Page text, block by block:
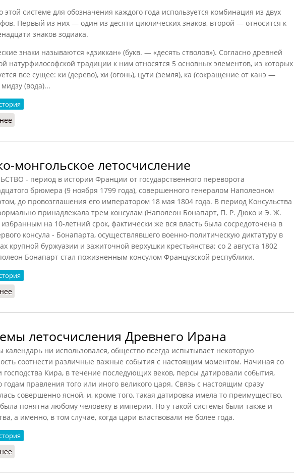
этой системе для обозначения каждого года используется комбинация из двух
Первый из них — один из десяти циклических знаков, второй — относится к
знаков зодиака.
знаки называются «дзиккан» (букв. — «десять стволов»). Согласно древней
натурфилософской традиции к ним относятся 5 основных элементов, из которых
все сущее: ки (дерево), хи (огонь), цути (земля), ка (сокращение от канэ —
(вода)...
монгольское летосчисление
- период в истории Франции от государственного переворота
брюмера (9 ноября 1799 года), совершенного генералом Наполеоном
до провозглашения его императором 18 мая 1804 года. В период Консульства
принадлежала трем консулам (Наполеон Бонапарт, П. Р. Дюко и Э. Ж.
избранным на 10-летний срок, фактически же вся власть была сосредоточена в
консула - Бонапарта, осуществлявшего военно-политическую диктатуру в
крупной буржуазии и зажиточной верхушки крестьянства; со 2 августа 1802
Бонапарт стал пожизненным консулом Французской республики.
летосчисления Древнего Ирана
календарь ни использовался, общество всегда испытывает некоторую
соотнести различные важные события с настоящим моментом. Начиная со
господства Кира, в течение последующих веков, персы датировали события,
годам правления того или иного великого царя. Связь с настоящим сразу
совершенно ясной, и, кроме того, такая датировка имела то преимущество,
понятна любому человеку в империи. Но у такой системы были также и
а именно, в том случае, когда цари властвовали не более года.